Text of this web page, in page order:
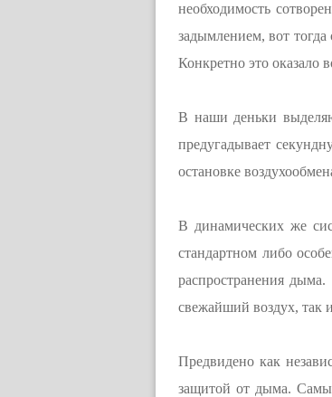
необходимость
задымлением, вот
Конкретно это оказало
В наши деньки
предугадывает
остановке
В динамических же
стандартном либо
распространения
свежайший воздух, так
Предвидено как
защитой от дыма.